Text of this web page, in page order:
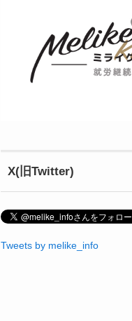
X(旧Twitter)
Tweets by melike_info